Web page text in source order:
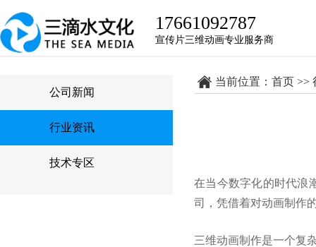
17661092787
宣传片三维动画专业服务商
公司新闻
行业资讯
技术专区
当前位置： 首页 >>
在当今数字化的时代浪
司，凭借着对动画制作
三维动画制作是一个复